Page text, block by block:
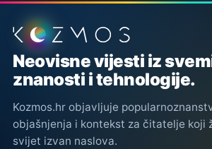
Podnožje stranice
Neovisne vijesti iz
znanosti i tehnologije.
Kozmos.hr objavljuje
objašnjenja i kontekst za čitatelje koji
svijet izvan naslova.